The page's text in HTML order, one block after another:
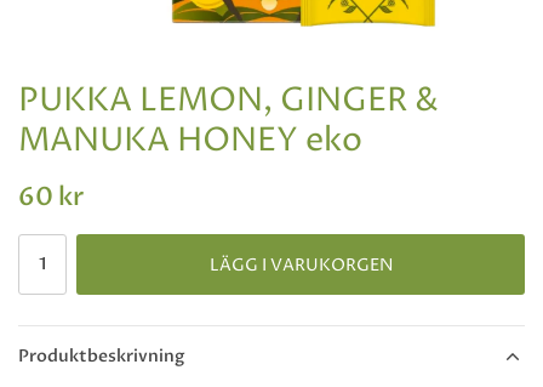
PUKKA LEMON, GINGER &
MANUKA HONEY eko
60 kr
LÄGG I VARUKORGEN
Produktbeskrivning